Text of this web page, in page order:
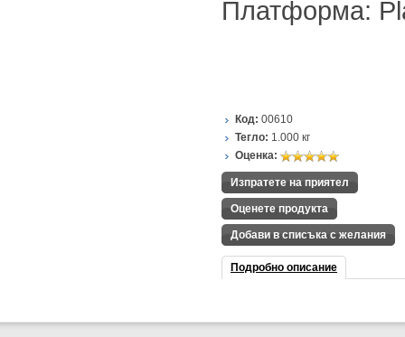
Платформа:
Код: 00610
Тегло: 1.000 кг
Оценка:
Изпратете на приятел
Оценете продукта
Добави в списъка с желания
Подробно описание